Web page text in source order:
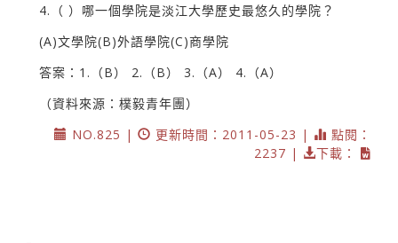
4.（ ）哪一個學院是淡江大學歷史最悠久的學院？
(A)文學院(B)外語學院(C)商學院
答案：1.（B） 2.（B） 3.（A） 4.（A）
（資料來源：樸毅青年團）
NO.825 |
更新時間：2011-05-23 |
點閱：
2237 |
下載：